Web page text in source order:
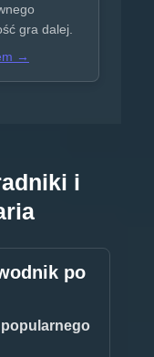
gra dalej.
→
i
po